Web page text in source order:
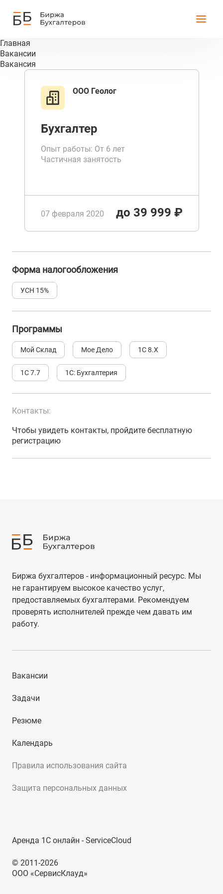
Главная
Вакансии
Вакансия
ООО Геолог
Бухгалтер
Опыт работы: От 6 лет
Частичная занятость
07 февраля 2020 до 39 999 ₽
Форма налогообложения
УСН 15%
Программы
Мой Склад Мое Дело 1С 8.Х
1С 7.7 1С: Бухгалтерия
Контакты:
Чтобы увидеть контакты, пройдите бесплатную
регистрацию
Биржа бухгалтеров - информационный ресурс. Мы
не гарантируем высокое качество услуг,
предоставляемых бухгалтерами. Рекомендуем
проверять исполнителей прежде чем давать им
работу.
Правила использования сайта
Защита персональных данных
Вакансии
Задачи
Резюме
Календарь
Аренда 1С онлайн - ServiceCloud
© 2011-2026
ООО «СервисКлауд»